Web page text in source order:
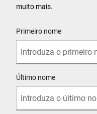
muito mais.
Primeiro nome
Último nome